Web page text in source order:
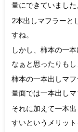
量にできていました
2本出しマフラーと
すね。
しかし、柿本の一
なぁと思ったりもし
柿本の一本出しマ
量面では一本出しマ
それに加えて一本
すいというメリット